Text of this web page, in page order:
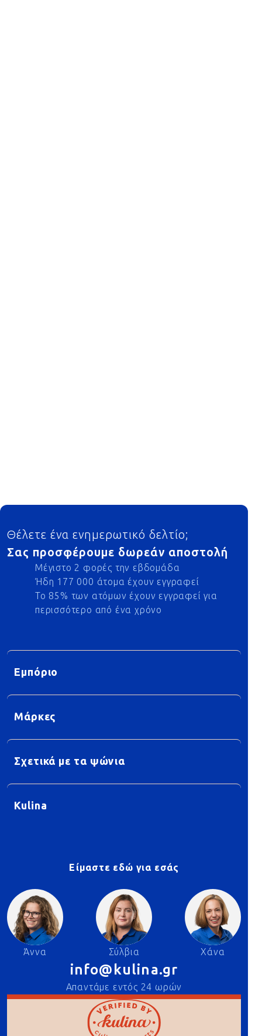
Footer
Θέλετε ένα ενημερωτικό δελτίο;
Σας προσφέρουμε δωρεάν αποστολή
Μέγιστο 2 φορές την εβδομάδα
Ήδη 177 000 άτομα έχουν εγγραφεί
Το 85% των ατόμων έχουν εγγραφεί για
περισσότερο από ένα χρόνο
Εμπόριο
Μάρκες
Σχετικά με τα ψώνια
Kulina
Είμαστε εδώ για εσάς
Άννα Σύλβια Χάνα
info@kulina.gr
Απαντάμε εντός 24 ωρών